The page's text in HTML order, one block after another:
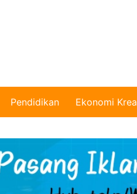
Pendidikan Ekonomi